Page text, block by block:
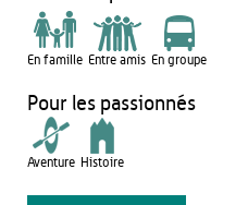
En famille Entre amis En groupe
Pour les passionnés
Aventure Histoire